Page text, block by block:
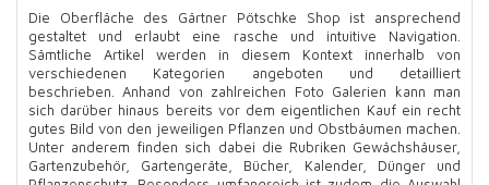
Die Oberfläche des Gärtner Pötschke Shop ist ansprechend
gestaltet und erlaubt eine rasche und intuitive Navigation.
Sämtliche Artikel werden in diesem Kontext innerhalb von
verschiedenen Kategorien angeboten und detailliert
beschrieben. Anhand von zahlreichen Foto Galerien kann man
sich darüber hinaus bereits vor dem eigentlichen Kauf ein recht
gutes Bild von den jeweiligen Pflanzen und Obstbäumen machen.
Unter anderem finden sich dabei die Rubriken Gewächshäuser,
Gartenzubehör, Gartengeräte, Bücher, Kalender, Dünger und